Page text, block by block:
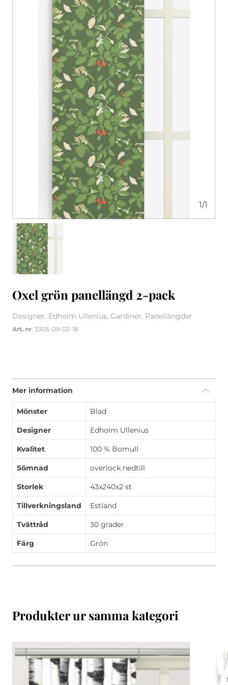
1/1
Oxel grön panellängd 2-pack
Designer, Edholm Ullenius, Gardiner, Panellängder
Art. nr: 3305-09-02-18
Mer information
Mönster Blad
Designer Edholm Ullenius
Kvalitet 100 % Bomull
Sömnad overlock nedtill
Storlek 43x240x2 st
Tillverkningsland Estland
Tvättråd 30 grader
Färg Grön
Produkter ur samma kategori